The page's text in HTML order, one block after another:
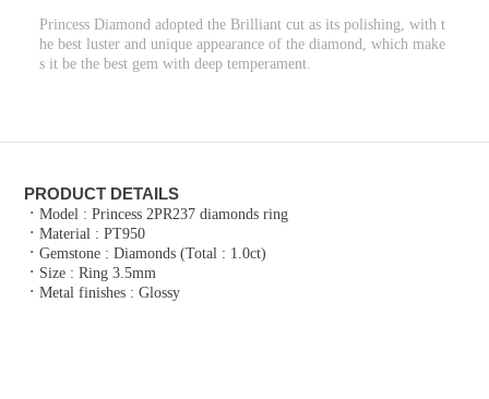
Princess Diamond adopted the Brilliant cut as its polishing, with t
he best luster and unique appearance of the diamond, which make
s it be the best gem with deep temperament.
PRODUCT DETAILS
ㆍModel : Princess 2PR237 diamonds ring
ㆍMaterial : PT950
ㆍGemstone : Diamonds (Total : 1.0ct)
ㆍ Size : Ring 3.5mm
ㆍMetal finishes : Glossy